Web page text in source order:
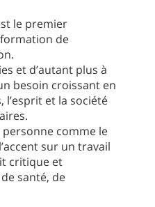
le premier
de
et d’autant plus à
besoin croissant en
et la société
comme le
sur un travail
critique et
santé, de